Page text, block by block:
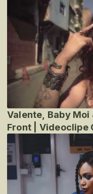
Valente, Baby
Front | Videoclipe